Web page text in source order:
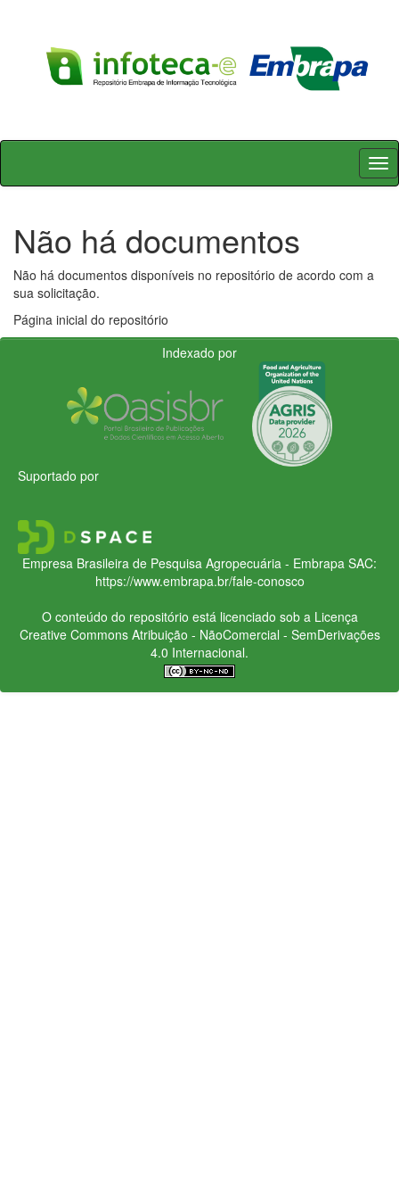
Skip
Não há documentos
Não há documentos disponíveis no repositório de acordo com a
sua solicitação.
Página inicial do repositório
Indexado por
Suportado por
Empresa Brasileira de Pesquisa Agropecuária - Embrapa SAC:
https://www.embrapa.br/fale-conosco
O conteúdo do repositório está licenciado sob a Licença
Creative CommonsAtribuição - NãoComercial - SemDerivações
4.0 Internacional.